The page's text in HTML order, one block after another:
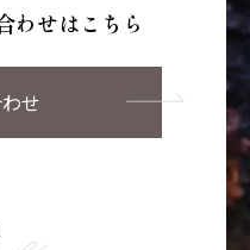
わせはこちら
せ